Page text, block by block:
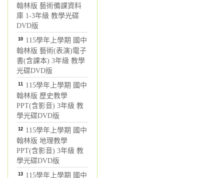
翰林版 藝術備課資料
庫 1-3年級 教學光碟
DVD版
10 115學年上學期 國中
翰林版 藝術(表演)電子
書(含課本) 3年級 教學
光碟DVD版
11 115學年上學期 國中
翰林版 歷史教學
PPT(含影音) 3年級 教
學光碟DVD版
12 115學年上學期 國中
翰林版 地理教學
PPT(含影音) 3年級 教
學光碟DVD版
13 115學年上學期 國中